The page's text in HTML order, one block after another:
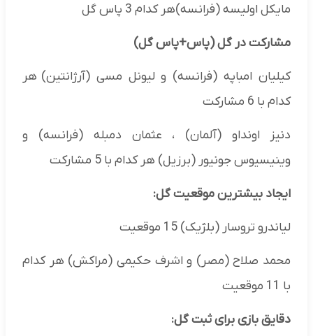
مایکل اولیسه (فرانسه)هر کدام 3 پاس گل
مشارکت در گل (پاس+پاس گل)
کیلیان امباپه (فرانسه) و لیونل مسی (آرژانتین) هر
کدام با 6 مشارکت
دنیز اونداو (آلمان) ، عثمان دمبله (فرانسه) و
وینیسیوس جونیور (برزیل) هر کدام با 5 مشارکت
ایجاد بیشترین موقعیت گل:
لیاندرو تروسار (بلژیک) 15 موقعیت
محمد صلاح (مصر) و اشرف حکیمی (مراکش) هر کدام
با 11 موقعیت
دقایق بازی برای ثبت گل: